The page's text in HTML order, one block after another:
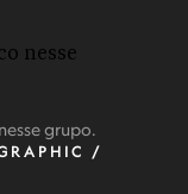
grupo.
/